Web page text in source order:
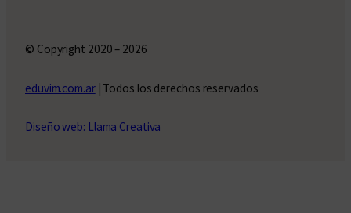
© Copyright 2020 – 2026
eduvim.com.ar| Todos los derechos reservados
Diseño web: Llama Creativa